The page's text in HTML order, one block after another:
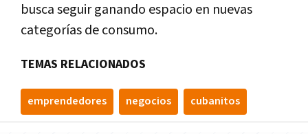
busca seguir ganando espacio en nuevas
categorías de consumo.
TEMAS RELACIONADOS
emprendedores negocios cubanitos